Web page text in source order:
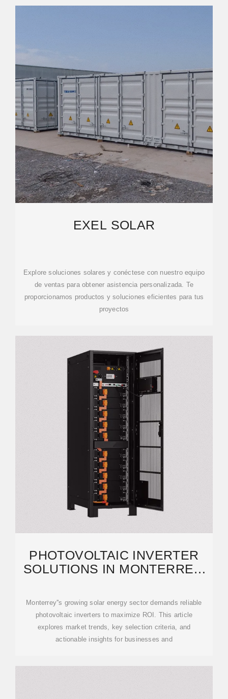
EXEL SOLAR
Explore soluciones solares y conéctese con nuestro equipo
de ventas para obtener asistencia personalizada. Te
proporcionamos productos y soluciones eficientes para tus
proyectos
PHOTOVOLTAIC INVERTER
SOLUTIONS IN MONTERREY,
Monterrey''s growing solar energy sector demands reliable
photovoltaic inverters to maximize ROI. This article
explores market trends, key selection criteria, and
actionable insights for businesses and